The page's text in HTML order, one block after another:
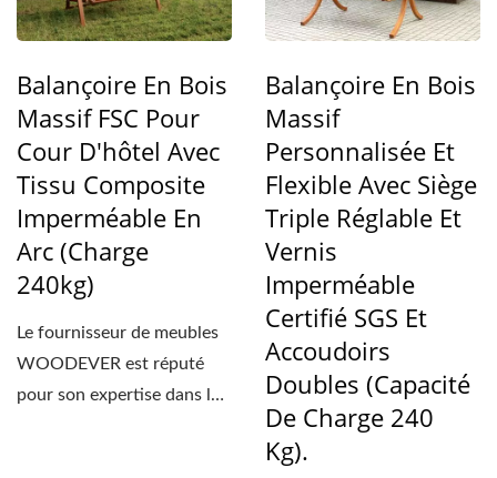
Balançoire En Bois
Massif FSC Pour
Cour D'hôtel Avec
Tissu Composite
Imperméable En
Arc (Charge
240kg)
Le fournisseur de meubles
WOODEVER est réputé
pour son expertise dans la
Balançoire En Bois
Massif
Personnalisée Et
Flexible Avec Siège
Triple Réglable Et
Vernis
Imperméable
Certifié SGS Et
Accoudoirs
Doubles (capacité
De Charge 240
Kg).